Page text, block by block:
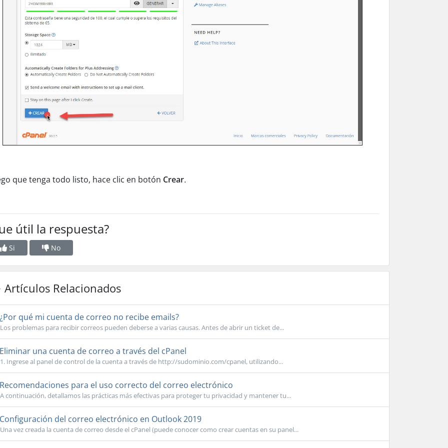
que tenga todo listo, hace clic en botón Crear.
útil la respuesta?
Si No
Artículos Relacionados
qué mi cuenta de correo no recibe emails?
Los problemas para recibir correos pueden deberse a varias causas. Antes de abrir un ticket de...
una cuenta de correo a través del cPanel
1. Ingrese al panel de control de la cuenta a través de http://sudominio.com/cpanel, utilizando...
para el uso correcto del correo electrónico
A continuación, detallamos las prácticas más efectivas para proteger tu privacidad y mantener tu...
del correo electrónico en Outlook 2019
Una vez creada la cuenta de correo desde el cPanel (puede conocer como crear cuentas en su panel...